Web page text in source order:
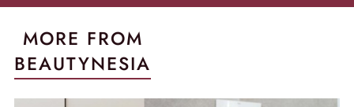
MORE FROM
BEAUTYNESIA